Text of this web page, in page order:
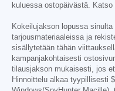
kuluessa ostopäivästä. Katso
Kokeilujakson lopussa
tarjousmateriaaleissa ja
sisällytetään tähän
kampanjakohtaisesti
tilausjakson mukaisesti, jos
Hinnoittelu alkaa tyypillisesti